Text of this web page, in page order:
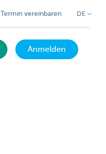
Termin vereinbaren DE
Anmelden